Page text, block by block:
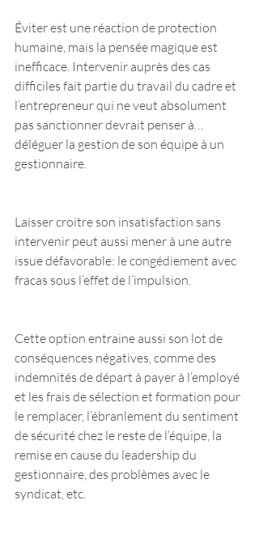
Éviter est une réaction de protection
humaine, mais la pensée magique est
inefficace. Intervenir auprès des cas
difficiles fait partie du travail du cadre et
l’entrepreneur qui ne veut absolument
pas sanctionner devrait penser à…
déléguer la gestion de son équipe à un
gestionnaire.
Laisser croitre son insatisfaction sans
intervenir peut aussi mener à une autre
issue défavorable: le congédiement avec
fracas sous l’effet de l’impulsion.
Cette option entraine aussi son lot de
conséquences négatives, comme des
indemnités de départ à payer à l’employé
et les frais de sélection et formation pour
le remplacer, l’ébranlement du sentiment
de sécurité chez le reste de l’équipe, la
remise en cause du leadership du
gestionnaire, des problèmes avec le
syndicat, etc.